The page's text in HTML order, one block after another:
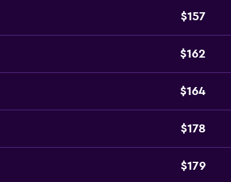
$157
$162
$164
$178
$179